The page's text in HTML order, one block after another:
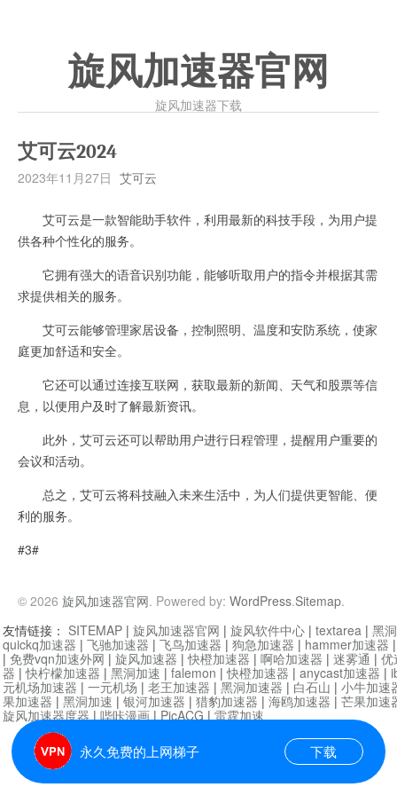
旋风加速器官网
旋风加速器下载
艾可云2024
2023年11月27日 艾可云
艾可云是一款智能助手软件，利用最新的科技手段，为用户提
供各种个性化的服务。
它拥有强大的语音识别功能，能够听取用户的指令并根据其需
求提供相关的服务。
艾可云能够管理家居设备，控制照明、温度和安防系统，使家
庭更加舒适和安全。
它还可以通过连接互联网，获取最新的新闻、天气和股票等信
息，以便用户及时了解最新资讯。
此外，艾可云还可以帮助用户进行日程管理，提醒用户重要的
会议和活动。
总之，艾可云将科技融入未来生活中，为人们提供更智能、便
利的服务。
#3#
© 2026 旋风加速器官网. Powered by: WordPress.Sitemap.
永久免费的上网梯子 下载
友情链接： SITEMAP | 旋风加速器官网 | 旋风软件中心 | textarea | 黑
quickq加速器 | 飞驰加速器 | 飞鸟加速器 | 狗急加速器 | hammer加速器
| 免费vqn加速外网 | 旋风加速器 |快橙加速器 | 啊哈加速器 | 迷雾通 | 优
器 |快柠檬加速器 | 黑洞加速 | falemon |快橙加速器 | anycast加速器 |
元机场加速器 | 一元机场 | 老王加速器 | 黑洞加速器 | 白石山 | 小牛加速
果加速器 | 黑洞加速 | 银河加速器 | 猎豹加速器 | 海鸥加速器 | 芒果加速
旋风加速器度器|哔咔漫画|PicACG|雷霆加速